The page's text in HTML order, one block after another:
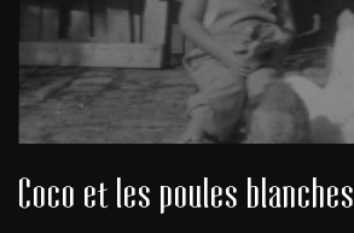
Coco et les poules blanches